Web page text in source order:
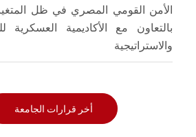
الأمن القومي المصري في ظل
بالتعاون مع الأكاديمية العسكرية
والاستراتيجية
أخر قرارات الجامعة